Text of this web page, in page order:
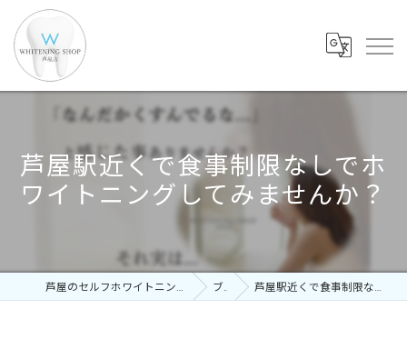
芦屋駅近くで食事制限なしでホ
ワイトニングしてみませんか？
芦屋のセルフホワイトニングならホワイトニングショップ 芦屋店 ブログ 芦屋駅近くで食事制限なしでホワイトニングしてみませんか？